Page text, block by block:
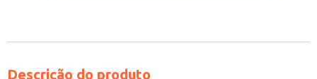
Descrição do produto